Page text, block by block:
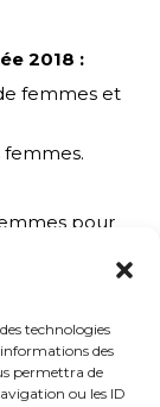
technologies
informations des
permettra de
ou les ID
2018 :
femmes et
femmes.
pour
directeurs
premier-